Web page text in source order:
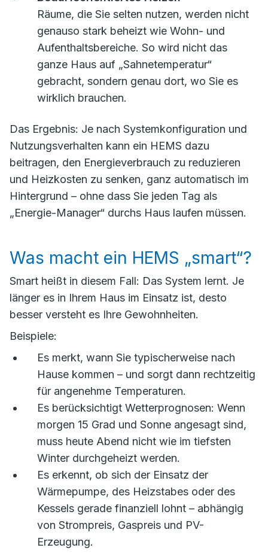
Räume, die Sie selten nutzen, werden nicht
genauso stark beheizt wie Wohn- und
Aufenthaltsbereiche. So wird nicht das
ganze Haus auf „Sahnetemperatur“
gebracht, sondern genau dort, wo Sie es
wirklich brauchen.
Das Ergebnis: Je nach Systemkonfiguration und
Nutzungsverhalten kann ein HEMS dazu
beitragen, den Energieverbrauch zu reduzieren
und Heizkosten zu senken, ganz automatisch im
Hintergrund – ohne dass Sie jeden Tag als
„Energie-Manager“ durchs Haus laufen müssen.
Was macht ein HEMS „smart“?
Smart heißt in diesem Fall: Das System lernt. Je
länger es in Ihrem Haus im Einsatz ist, desto
besser versteht es Ihre Gewohnheiten.
Beispiele:
Es merkt, wann Sie typischerweise nach
Hause kommen – und sorgt dann rechtzeitig
für angenehme Temperaturen.
Es berücksichtigt Wetterprognosen: Wenn
morgen 15 Grad und Sonne angesagt sind,
muss heute Abend nicht wie im tiefsten
Winter durchgeheizt werden.
Es erkennt, ob sich der Einsatz der
Wärmepumpe, des Heizstabes oder des
Kessels gerade finanziell lohnt – abhängig
von Strompreis, Gaspreis und PV-
Erzeugung.